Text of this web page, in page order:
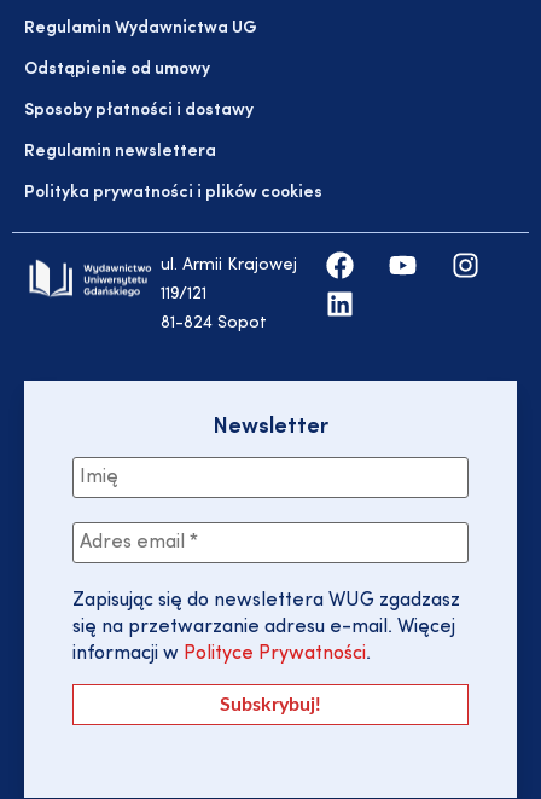
Regulamin Wydawnictwa UG
Odstąpienie od umowy
Sposoby płatności i dostawy
Regulamin newslettera
Polityka prywatności i plików cookies
ul. Armii Krajowej
119/121
81-824 Sopot
Newsletter
Zapisując się do newslettera WUG zgadzasz
się na przetwarzanie adresu e-mail. Więcej
informacji w Polityce Prywatności.